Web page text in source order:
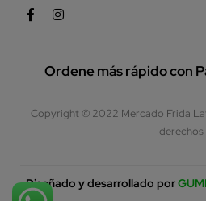
Ordene más rápido con
Copyright © 2022 Mercado Frida
derechos
Diseñado y desarrollado por